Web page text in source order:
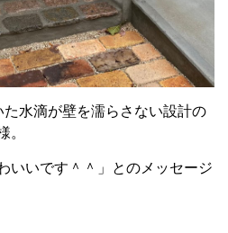
水滴が壁を濡らさない設計の
。
いいです＾＾」とのメッセージ